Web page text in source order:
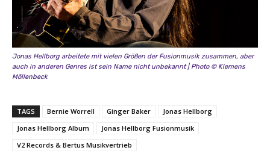
Jonas Hellborg arbeitete mit vielen Größen der Fusionmusik zusammen, aber
auch in anderen Genres ist sein Name nicht unbekannt | Photo © Klemens
Möllenbeck
TAGS Bernie Worrell Ginger Baker
Jonas Hellborg
Jonas Hellborg Album
Jonas Hellborg Fusionmusik
V2 Records & Bertus Musikvertrieb